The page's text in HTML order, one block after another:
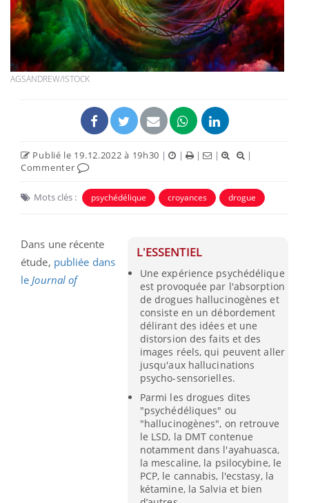
AGSANDREW/ISTOCK
Publié le 19.12.2022 à 19h30 | | | |
|
Commenter
Mots clés : psychédélique croyances drogue
L'ESSENTIEL
Une expérience psychédélique
est provoquée par l'absorption
de drogues hallucinogènes et
consiste en un débordement
délirant des idées et une
distorsion des faits et des
images réels, qui peuvent aller
jusqu'aux hallucinations
psycho-sensorielles.
Parmi les drogues dites
"psychédéliques" ou
"hallucinogènes", on retrouve
le LSD, la DMT contenue
notamment dans l'ayahuasca,
la mescaline, la psilocybine, le
PCP, le cannabis, l'ecstasy, la
kétamine, la Salvia et bien
Dans une récente
étude, publiée dans
le Journal of